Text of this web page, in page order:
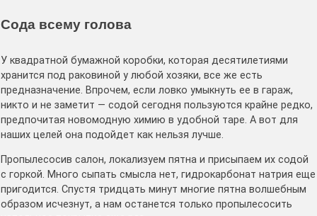
Сода всему голова
У квадратной бумажной коробки, которая десятилетиями
хранится под раковиной у любой хозяки, все же есть
предназначение. Впрочем, если ловко умыкнуть ее в гараж,
никто и не заметит — содой сегодня пользуются крайне редко,
предпочитая новомодную химию в удобной таре. А вот для
наших целей она подойдет как нельзя лучше.
Пропылесосив салон, локализуем пятна и присыпаем их содой
с горкой. Много сыпать смысла нет, гидрокарбонат натрия еще
пригодится. Спустя тридцать минут многие пятна волшебным
образом исчезнут, а нам останется только пропылесосить